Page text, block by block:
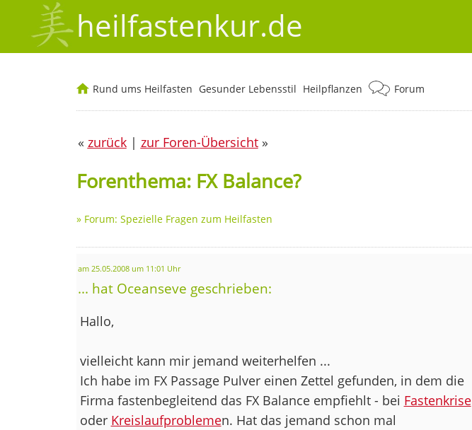
heilfastenkur.de
Rund ums Heilfasten Gesunder Lebensstil Heilpflanzen Forum
« zurück| zur Foren-Übersicht»
Forenthema: FX Balance?
» Forum: Spezielle Fragen zum Heilfasten
am 25.05.2008 um 11:01 Uhr
... hat Oceanseve geschrieben:
Hallo,
vielleicht kann mir jemand weiterhelfen ...
Ich habe im FX Passage Pulver einen Zettel gefunden, in dem die
Firma fastenbegleitend das FX Balance empfiehlt - bei Fastenkrise
oder Kreislaufproblemen. Hat das jemand schon mal